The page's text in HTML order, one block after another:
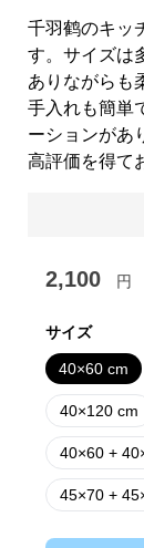
slide
千羽鹤のキッ
す。サイズは
ありながらも
手入れも簡単
ーションがあ
高評価を得て
2,100 円
サイズ
40×60 cm
40×120 cm
40×60 +
45×70 +